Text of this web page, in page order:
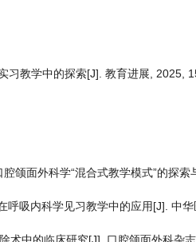
习教学中的探索[J]. 教育进展, 2025,
颌面外科学“混合式教学模式”的探索
吸内科学见习教学中的应用[J]. 中华